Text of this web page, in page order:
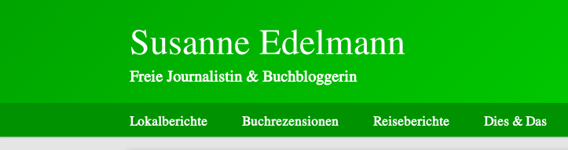
Susanne Edelmann
Freie Journalistin & Buchbloggerin
Lokalberichte Buchrezensionen Reiseberichte Dies & Das